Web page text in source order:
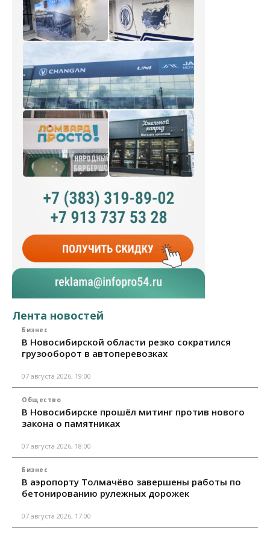
Лента новостей
Бизнес
В Новосибирской области резко сократился
грузооборот в автоперевозках
07 августа 2026, 19:00
Общество
В Новосибирске прошёл митинг против нового
закона о памятниках
07 августа 2026, 18:00
Бизнес
В аэропорту Толмачёво завершены работы по
бетонированию рулежных дорожек
07 августа 2026, 17:00